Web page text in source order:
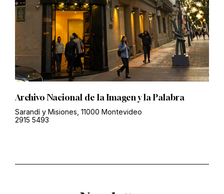
Archivo Nacional de la Imagen y la Palabra
Sarandí y Misiones, 11000 Montevideo
2915 5493